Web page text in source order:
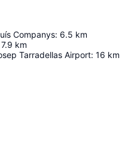
Companys: 6.5 km
7.9 km
Tarradellas Airport: 16 km